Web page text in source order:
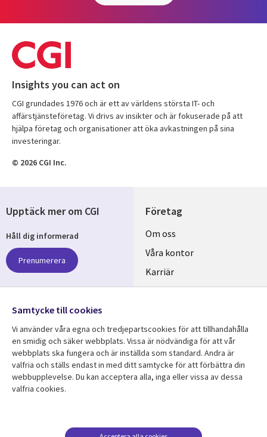
Insights you can act on
CGI grundades 1976 och är ett av världens största IT- och
affärstjänsteföretag. Vi drivs av insikter och är fokuserade på att
hjälpa företag och organisationer att öka avkastningen på sina
investeringar.
© 2026 CGI Inc.
Företag
Useful
links
SWEDEN
Om oss
Våra kontor
Karriär
Hållbarhet
Resurscenter
dataskydd
Upptäck mer om CGI
Håll dig informerad
Prenumerera
Följ oss
Social
Media
SWEDEN
Samtycke till cookies
Vi använder våra egna och tredjepartscookies för att tillhandahålla
en smidig och säker webbplats. Vissa är nödvändiga för att vår
webbplats ska fungera och är inställda som standard. Andra är
valfria och ställs endast in med ditt samtycke för att förbättra din
webbupplevelse. Du kan acceptera alla, inga eller vissa av dessa
valfria cookies.